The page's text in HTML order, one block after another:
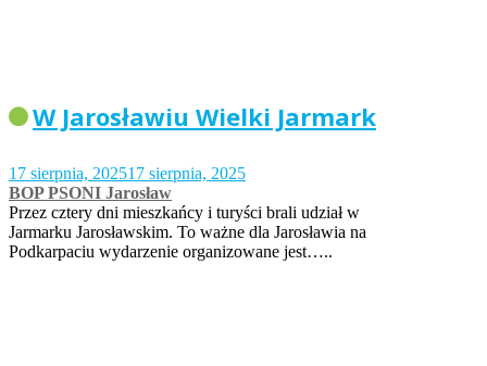
W Jarosławiu Wielki Jarmark
17 sierpnia, 202517 sierpnia, 2025
BOP PSONI Jarosław
Przez cztery dni mieszkańcy i turyści brali udział w
Jarmarku Jarosławskim. To ważne dla Jarosławia na
Podkarpaciu wydarzenie organizowane jest…..